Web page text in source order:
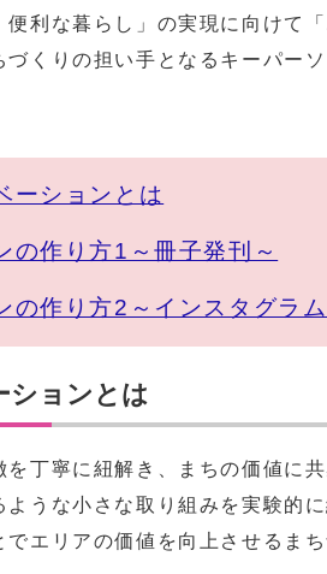
便利な暮らし」の実現に向けて
づくりの担い手となるキーパー
ーションとは
の作り方1～冊子発刊～
の作り方2～インスタグラム
ションとは
を丁寧に紐解き、まちの価値に
ような小さな取り組みを実験的
エリアの価値を向上させるま